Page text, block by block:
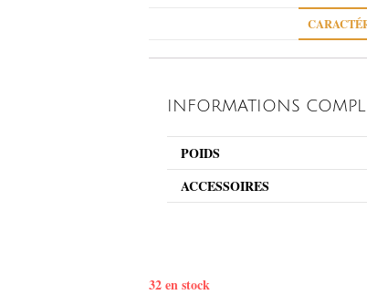
INFORMATIONS
POIDS
ACCESSOIRES
32 en stock